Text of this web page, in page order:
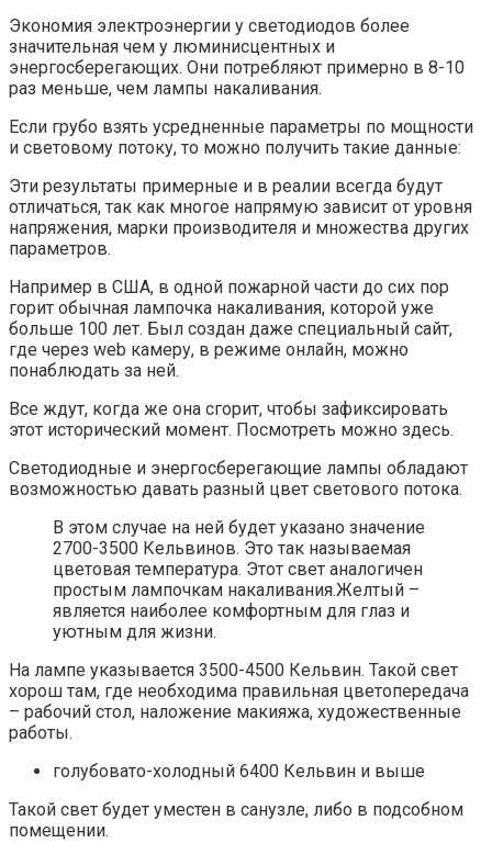
Экономия электроэнергии у светодиодов более
значительная чем у люминисцентных и
энергосберегающих. Они потребляют примерно в 8-10
раз меньше, чем лампы накаливания.
Если грубо взять усредненные параметры по мощности
и световому потоку, то можно получить такие данные:
Эти результаты примерные и в реалии всегда будут
отличаться, так как многое напрямую зависит от уровня
напряжения, марки производителя и множества других
параметров.
Например в США, в одной пожарной части до сих пор
горит обычная лампочка накаливания, которой уже
больше 100 лет. Был создан даже специальный сайт,
где через web камеру, в режиме онлайн, можно
понаблюдать за ней.
Все ждут, когда же она сгорит, чтобы зафиксировать
этот исторический момент. Посмотреть можно здесь.
Светодиодные и энергосберегающие лампы обладают
возможностью давать разный цвет светового потока.
В этом случае на ней будет указано значение
2700-3500 Кельвинов. Это так называемая
цветовая температура. Этот свет аналогичен
простым лампочкам накаливания.Желтый –
является наиболее комфортным для глаз и
уютным для жизни.
На лампе указывается 3500-4500 Кельвин. Такой свет
хорош там, где необходима правильная цветопередача
– рабочий стол, наложение макияжа, художественные
работы.
голубовато-холодный 6400 Кельвин и выше
Такой свет будет уместен в санузле, либо в подсобном
помещении.